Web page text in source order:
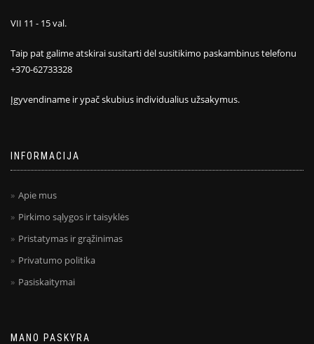
VII 11 - 15 val.
Taip pat galime atskirai susitarti dėl susitikimo paskambinus telefonu
+370-62733328
Įgyvendiname ir ypač skubius individualius užsakymus.
INFORMACIJA
Apie mus
Pirkimo sąlygos ir taisyklės
Pristatymas ir grąžinimas
Privatumo politika
Pasiskaitymai
MANO PASKYRA